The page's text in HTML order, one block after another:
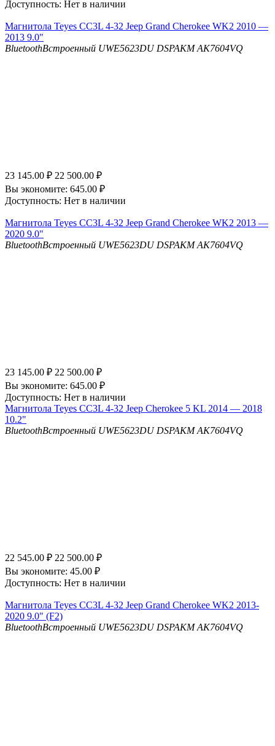
Доступность: Нет в наличии
Магнитола Teyes CC3L 4-32 Jeep Grand Cherokee WK2 2010 —
2013 9.0"
BluetoothВстроенный UWE5623DU DSPAKM AK7604VQ
23 145.00 ₽ 22 500.00 ₽
Вы экономите: 645.00 ₽
Доступность: Нет в наличии
Магнитола Teyes CC3L 4-32 Jeep Grand Cherokee WK2 2013 —
2020 9.0"
BluetoothВстроенный UWE5623DU DSPAKM AK7604VQ
23 145.00 ₽ 22 500.00 ₽
Вы экономите: 645.00 ₽
Доступность: Нет в наличии
Магнитола Teyes CC3L 4-32 Jeep Cherokee 5 KL 2014 — 2018
10.2"
BluetoothВстроенный UWE5623DU DSPAKM AK7604VQ
22 545.00 ₽ 22 500.00 ₽
Вы экономите: 45.00 ₽
Доступность: Нет в наличии
Магнитола Teyes CC3L 4-32 Jeep Grand Cherokee WK2 2013-
2020 9.0" (F2)
BluetoothВстроенный UWE5623DU DSPAKM AK7604VQ